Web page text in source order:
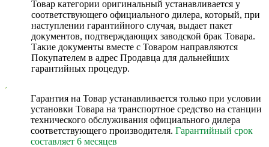
Товар категории оригинальный устанавливается у
соответствующего официального дилера, который, при
наступлении гарантийного случая, выдает пакет
документов, подтверждающих заводской брак Товара.
Такие документы вместе с Товаром направляются
Покупателем в адрес Продавца для дальнейших
гарантийных процедур.
Гарантия на Товар устанавливается только при условии
установки Товара на транспортное средство на станции
технического обслуживания официального дилера
соответствующего производителя.Гарантийный срок
составляет 6 месяцев